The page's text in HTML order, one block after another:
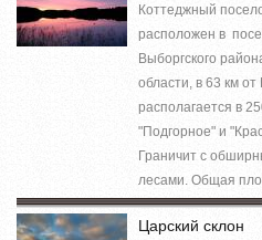
Коттеджный
расположен в
Выборгского
области, в 63 км
располагается в
"Подгорное" и
Граничит с
лесами. Общая
Царский склон